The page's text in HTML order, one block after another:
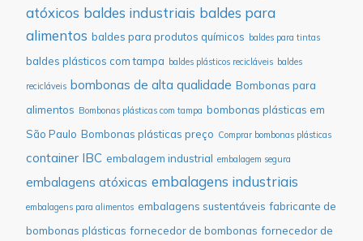
atóxicos baldes industriais baldes para
alimentos baldes para produtos químicos baldes para tintas
baldes plásticos com tampa baldes plásticos recicláveis baldes
recicláveis bombonas de alta qualidade Bombonas para
alimentos Bombonas plásticas com tampa bombonas plásticas em
São Paulo Bombonas plásticas preço Comprar bombonas plásticas
container IBC embalagem industrial embalagem segura
embalagens atóxicas embalagens industriais
embalagens para alimentos embalagens sustentáveis fabricante de
bombonas plásticas fornecedor de bombonas fornecedor de